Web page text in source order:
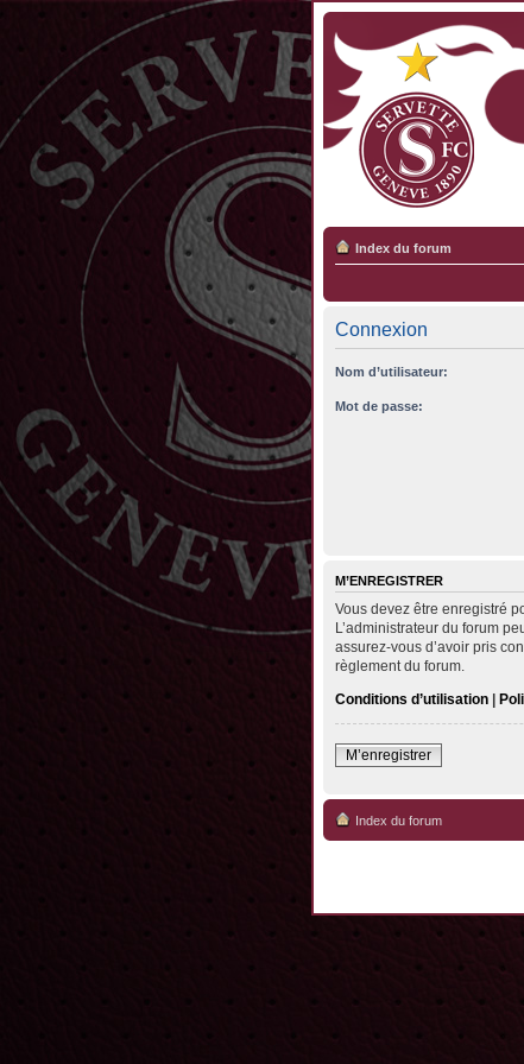
Index du forum
Connexion
Nom d’utilisateur:
Mot de passe:
M’ENREGISTRER
Vous devez être enregistré
L’administrateur du forum
assurez-vous d’avoir pris
règlement du forum.
Conditions d’utilisation |
M’enregistrer
Index du forum